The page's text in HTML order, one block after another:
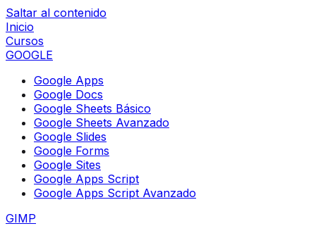
Saltar al contenido
Inicio
Cursos
GOOGLE
Google Apps
Google Docs
Google Sheets Básico
Google Sheets Avanzado
Google Slides
Google Forms
Google Sites
Google Apps Script
Google Apps Script Avanzado
GIMP